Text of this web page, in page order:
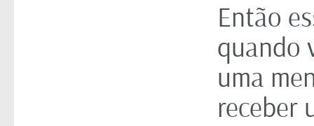
Então
quando
uma
receber